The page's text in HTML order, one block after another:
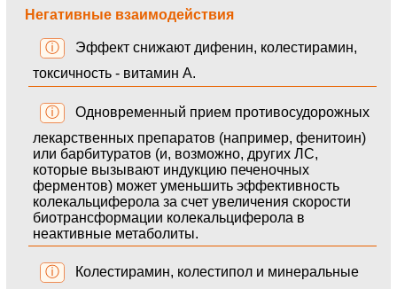
Негативные взаимодействия
ⓘ
Эффект снижают дифенин, колестирамин,
токсичность - витамин A.
ⓘ
Одновременный прием противосудорожных
лекарственных препаратов (например, фенитоин)
или барбитуратов (и, возможно, других ЛС,
которые вызывают индукцию печеночных
ферментов) может уменьшить эффективность
колекальциферола за счет увеличения скорости
биотрансформации колекальциферола в
неактивные метаболиты.
ⓘ
Колестирамин, колестипол и минеральные